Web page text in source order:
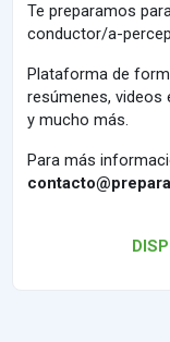
Te preparamos
conductor/a-
Plataforma de
resúmenes,
y mucho más.
Para más